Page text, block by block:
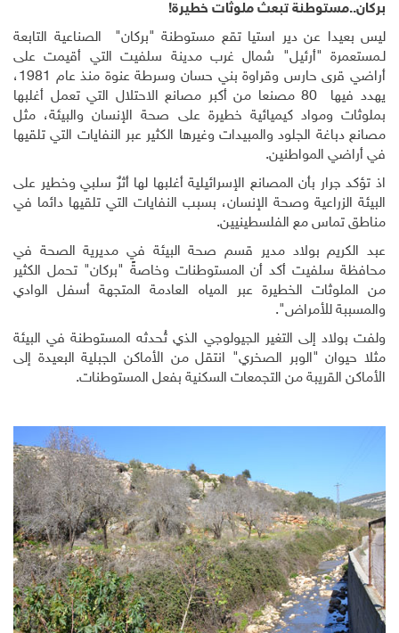
بركان..مستوطنة تبعث ملوثات خطيرة!
ليس بعيدا عن دير استيا تقع مستوطنة "بركان" الصناعية التابعة
لـمستعمرة "أرئيل" شمال غرب مدينة سلفيت التي أقيمت على
أراضي قرى حارس وقراوة بني حسان وسرطة عنوة منذ عام 1981،
يهدد فيها 80 مصنعا من أكبر مصانع الاحتلال التي تعمل أغلبها
بملوثات ومواد كيميائية خطيرة على صحة الإنسان والبيئة، مثل
مصانع دباغة الجلود والمبيدات وغيرها الكثير عبر النفايات التي تلقيها
في أراضي المواطنين.
اذ تؤكد جرار بأن المصانع الإسرائيلية أغلبها لها أثرٌ سلبي وخطير على
البيئة الزراعية وصحة الإنسان، بسبب النفايات التي تلقيها دائما في
مناطق تماس مع الفلسطينيين.
عبد الكريم بولاد مدير قسم صحة البيئة في مديرية الصحة في
محافظة سلفيت أكد أن المستوطنات وخاصةً "بركان" تحمل الكثير
من الملوثات الخطيرة عبر المياه العادمة المتجهة أسفل الوادي
والمسببة للأمراض".
ولفت بولاد إلى التغير الجيولوجي الذي تُحدثه المستوطنة في البيئة
مثلا حيوان "الوبر الصخري" انتقل من الأماكن الجبلية البعيدة إلى
الأماكن القريبة من التجمعات السكنية بفعل المستوطنات.